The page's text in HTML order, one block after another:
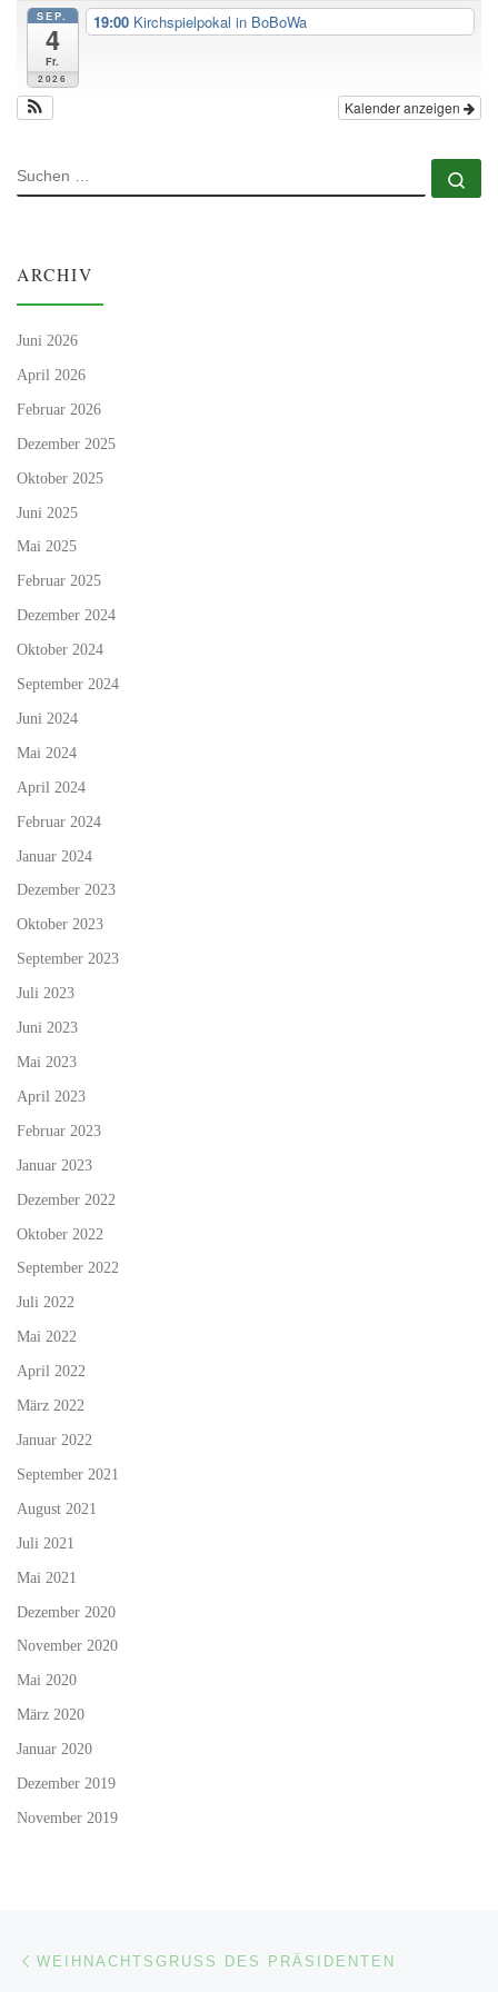
SEP.
4
Fr.
2026
19:00 Kirchspielpokal in BoBoWa
Kalender anzeigen
SUCHE
ARCHIV
Juni 2026
April 2026
Februar 2026
Dezember 2025
Oktober 2025
Juni 2025
Mai 2025
Februar 2025
Dezember 2024
Oktober 2024
September 2024
Juni 2024
Mai 2024
April 2024
Februar 2024
Januar 2024
Dezember 2023
Oktober 2023
September 2023
Juli 2023
Juni 2023
Mai 2023
April 2023
Februar 2023
Januar 2023
Dezember 2022
Oktober 2022
September 2022
Juli 2022
Mai 2022
April 2022
März 2022
Januar 2022
September 2021
August 2021
Juli 2021
Mai 2021
Dezember 2020
November 2020
Mai 2020
März 2020
Januar 2020
Dezember 2019
November 2019
Beitragsnavigation
WEIHNACHTSGRUSS DES PRÄSIDENTEN